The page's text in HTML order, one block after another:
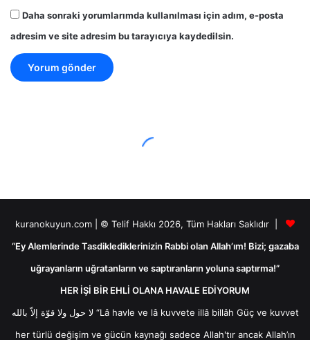
Daha sonraki yorumlarımda kullanılması için adım, e-posta
adresim ve site adresim bu tarayıcıya kaydedilsin.
kuranokuyun.com | © Telif Hakkı 2026, Tüm Hakları Saklıdır |
“Ey Alemlerinde Tasdiklediklerinizin Rabbi olan Allah’ım! Bizi; gazaba
uğrayanların uğratanların ve saptıranların yoluna saptırma!”
HER İŞİ BİR EHLİ OLANA HAVALE EDİYORUM
لا حول ولا قوّة إلاّ بالله “Lâ havle ve lâ kuvvete illâ billâh Güç ve kuvvet
her türlü değişim ve gücün kaynağı sadece Allah'tır ancak Allah’ın